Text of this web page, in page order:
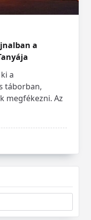
a
a
táborban,
megfékezni. Az